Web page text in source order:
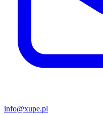
info@xupe.pl